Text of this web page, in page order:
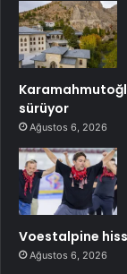
sürüyor
Ağustos 6, 2026
Voestalpine
Ağustos 6, 2026